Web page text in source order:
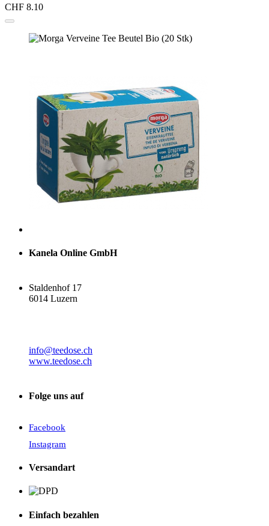
CHF 8.10
Kanela Online GmbH
Staldenhof 17
6014 Luzern
info@teedose.ch
www.teedose.ch
Folge uns auf
Facebook
Instagram
Versandart
Einfach bezahlen